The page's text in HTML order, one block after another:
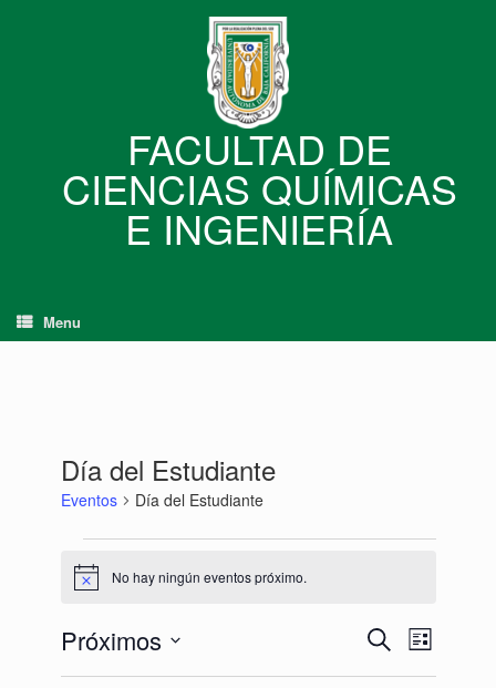
FACULTAD DE
CIENCIAS QUÍMICAS
E INGENIERÍA
Menu
Día del Estudiante
Eventos Día del Estudiante
Notice No hay ningún eventos próximo.
Búsqueda
navegació
BuscarNavegación
de
vistas
Lista
Próximos